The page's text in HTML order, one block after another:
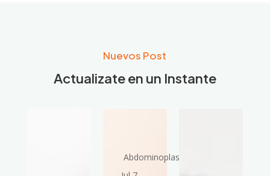
Nuevos Post
Actualizate en un Instante
Abdominoplastia